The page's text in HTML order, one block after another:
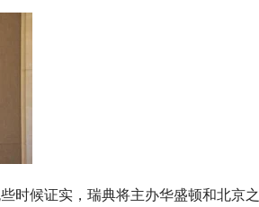
时候证实，瑞典将主办华盛顿和北京之